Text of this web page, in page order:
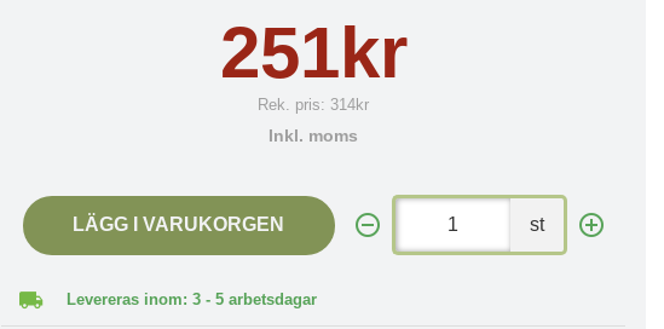
251kr
Rek. pris: 314kr
Inkl. moms
LÄGG I VARUKORGEN st
Levereras inom: 3 - 5 arbetsdagar